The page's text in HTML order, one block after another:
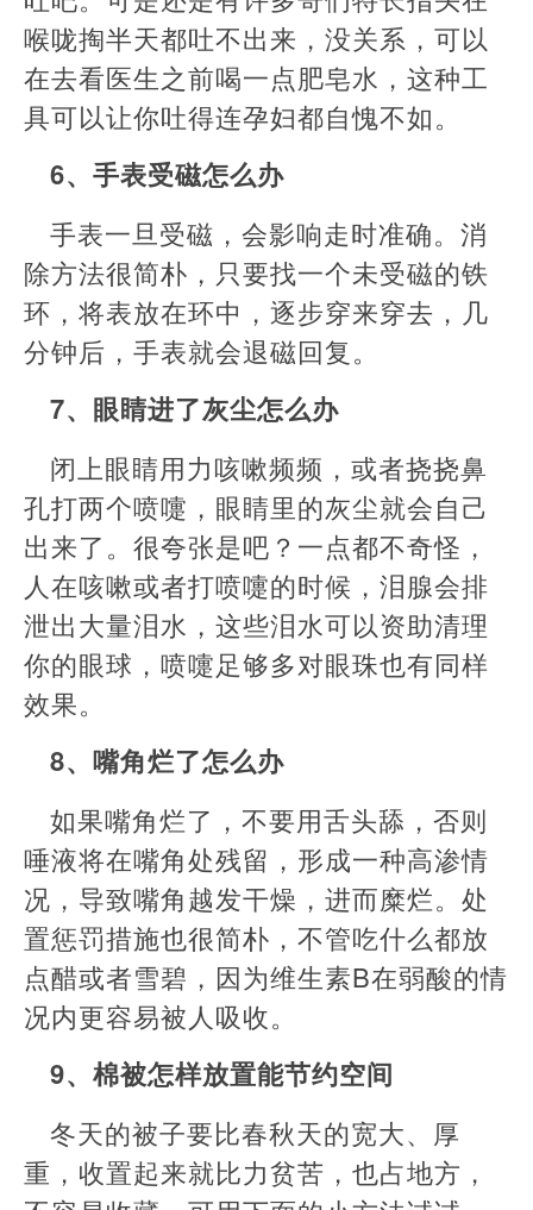
喉咙掏半天都吐不出来，没关系，可以
在去看医生之前喝一点肥皂水，这种工
具可以让你吐得连孕妇都自愧不如。
6、手表受磁怎么办
手表一旦受磁，会影响走时准确。消
除方法很简朴，只要找一个未受磁的铁
环，将表放在环中，逐步穿来穿去，几
分钟后，手表就会退磁回复。
7、眼睛进了灰尘怎么办
闭上眼睛用力咳嗽频频，或者挠挠鼻
孔打两个喷嚏，眼睛里的灰尘就会自己
出来了。很夸张是吧？一点都不奇怪，
人在咳嗽或者打喷嚏的时候，泪腺会排
泄出大量泪水，这些泪水可以资助清理
你的眼球，喷嚏足够多对眼珠也有同样
效果。
8、嘴角烂了怎么办
如果嘴角烂了，不要用舌头舔，否则
唾液将在嘴角处残留，形成一种高渗情
况，导致嘴角越发干燥，进而糜烂。处
置惩罚措施也很简朴，不管吃什么都放
点醋或者雪碧，因为维生素B在弱酸的情
况内更容易被人吸收。
9、棉被怎样放置能节约空间
冬天的被子要比春秋天的宽大、厚
重，收置起来就比力贫苦，也占地方，